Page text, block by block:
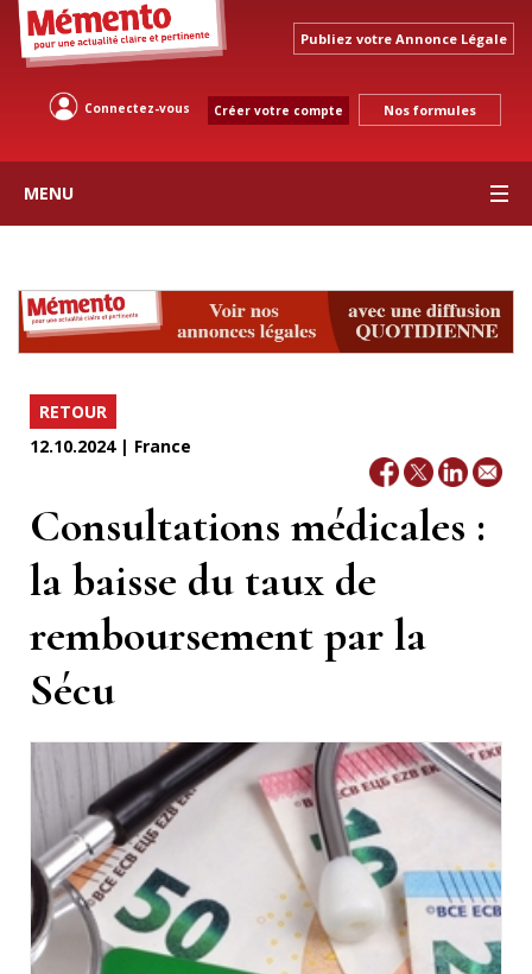
Publiez votre Annonce Légale
Connectez-vous Créer votre compte Nos formules
MENU
RETOUR
12.10.2024 | France
Consultations médicales :
la baisse du taux de
remboursement par la
Sécu